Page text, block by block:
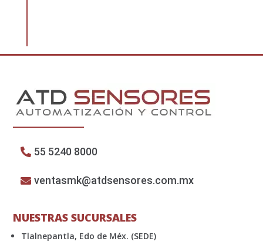
55 5240 8000
ventasmk@atdsensores.com.mx
NUESTRAS SUCURSALES
Tlalnepantla, Edo de Méx. (SEDE)